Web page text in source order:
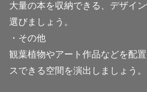
大量の本を収納できる、デザイ
選びましょう。
・その他
観葉植物やアート作品などを配
スできる空間を演出しましょう。